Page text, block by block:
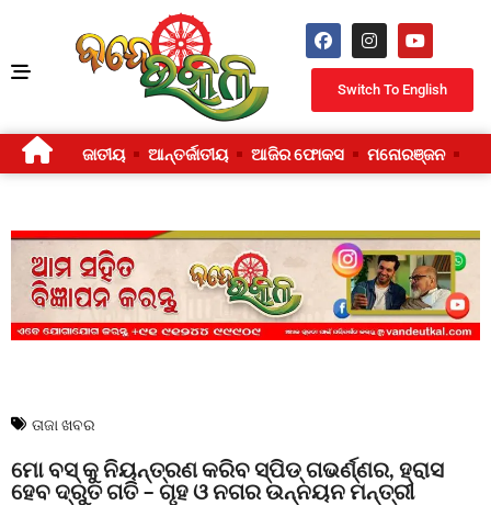
Switch To English
ଜାତୀୟ ଆନ୍ତର୍ଜାତୀୟ ଆଜିର ଫୋକସ ମନୋରଞ୍ଜନ
ତାଜା ଖବର
ମୋ ବସ୍ କୁ ନିୟନ୍ତ୍ରଣ କରିବ ସ୍ପିଡ୍ ଗଭର୍ଣ୍ଣର, ହ୍ରାସ
ହେବ ଦ୍ରୁତ ଗତି – ଗୃହ ଓ ନଗର ଉନ୍ନୟନ ମନ୍ତ୍ରୀ